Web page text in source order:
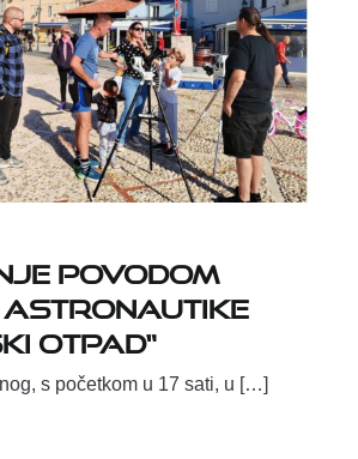
povodom
astronautike
otpad“
s početkom u 17 sati, u […]